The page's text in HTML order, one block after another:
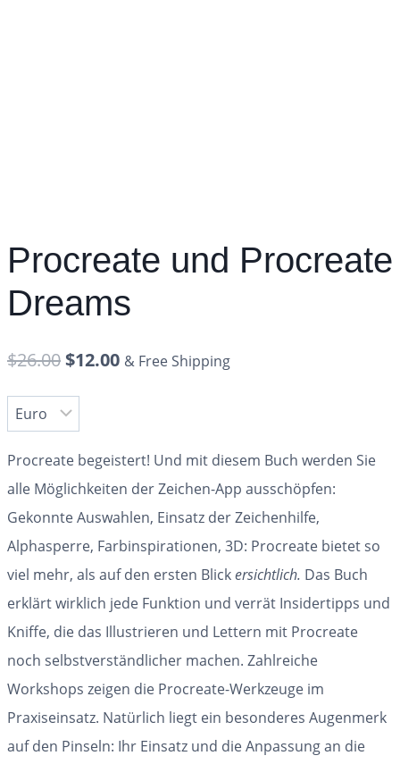
Procreate und Procreate
Dreams
$26.00 $12.00 & Free Shipping
Procreate begeistert! Und mit diesem Buch werden Sie
alle Möglichkeiten der Zeichen-App ausschöpfen:
Gekonnte Auswahlen, Einsatz der Zeichenhilfe,
Alphasperre, Farbinspirationen, 3D: Procreate bietet so
viel mehr, als auf den ersten Blickersichtlich. Das Buch
erklärt wirklich jede Funktion und verrät Insidertipps und
Kniffe, die das Illustrieren und Lettern mit Procreate
noch selbstverständlicher machen. Zahlreiche
Workshops zeigen die Procreate-Werkzeuge im
Praxiseinsatz. Natürlich liegt ein besonderes Augenmerk
auf den Pinseln: Ihr Einsatz und die Anpassung an die